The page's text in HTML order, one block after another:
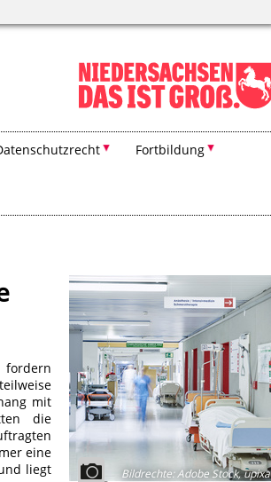
Fortbildung
fordern
mit
die
eine
liegt
Bildrechte:Adobe Stock, upixa